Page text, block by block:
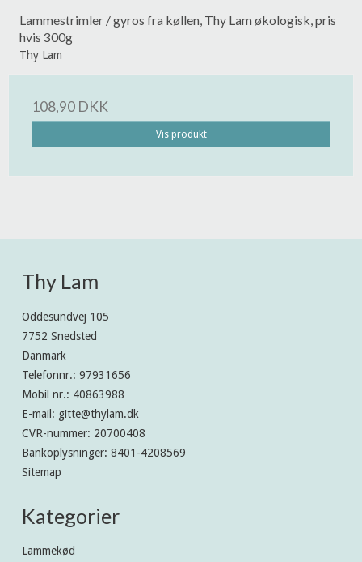
Lammestrimler / gyros fra køllen, Thy Lam økologisk, pris
hvis 300g
Thy Lam
108,90 DKK
Vis produkt
Thy Lam
Oddesundvej 105
7752 Snedsted
Danmark
Telefonnr.: 97931656
Mobil nr.: 40863988
E-mail: gitte@thylam.dk
CVR-nummer: 20700408
Bankoplysninger: 8401-4208569
Sitemap
Kategorier
Lammekød